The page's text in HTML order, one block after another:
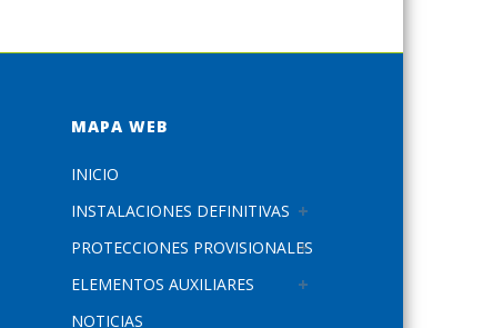
MAPA WEB
INICIO
INSTALACIONES DEFINITIVAS
PROTECCIONES PROVISIONALES
ELEMENTOS AUXILIARES
NOTICIAS